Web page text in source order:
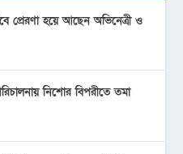
প্রেরণা হয়ে আছেন অভিনেত্রী ও
নিশোর বিপরীতে তমা